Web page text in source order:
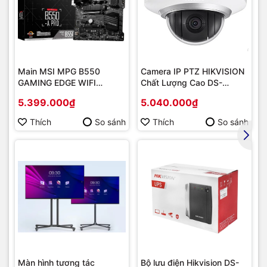
- Màn hình LCD 4 dòng.
- Chức năng: Sao chụp(copy) - In (Print) - Quét màu(Scan).
Main MSI MPG B550
GAMING EDGE WIFI
Socket AM4/ VGA
onboard)
5.399.000₫
Thích So sánh
Camera IP PTZ HIKVISION
Chất Lượng Cao DS-
5.040.000₫
Thích So sánh
Màn hình tương tác
Bộ lưu điện Hikvision DS-